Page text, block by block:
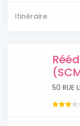
Itinéraire
50 RUE